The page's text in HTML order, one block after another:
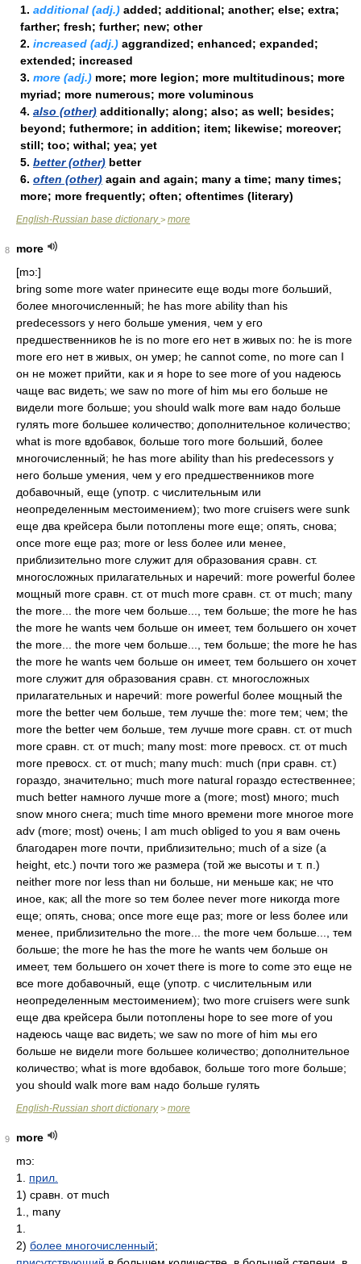
1. additional (adj.) added; additional; another; else; extra;
farther; fresh; further; new; other
2. increased (adj.) aggrandized; enhanced; expanded;
extended; increased
3. more (adj.) more; more legion; more multitudinous; more
myriad; more numerous; more voluminous
4. also (other) additionally; along; also; as well; besides;
beyond; futhermore; in addition; item; likewise; moreover;
still; too; withal; yea; yet
5. better (other) better
6. often (other) again and again; many a time; many times;
more; more frequently; often; oftentimes (literary)
English-Russian base dictionary> more
8
more
[mɔ:]
bring some more water принесите еще воды more больший,
более многочисленный; he has more ability than his
predecessors у него больше умения, чем у его
предшественников he is no more его нет в живых no: he is more
more его нет в живых, он умер; he cannot come, no more can I
он не может прийти, как и я hope to see more of you надеюсь
чаще вас видеть; we saw no more of him мы его больше не
видели more больше; you should walk more вам надо больше
гулять more большее количество; дополнительное количество;
what is more вдобавок, больше того more больший, более
многочисленный; he has more ability than his predecessors у
него больше умения, чем у его предшественников more
добавочный, еще (употр. с числительным или
неопределенным местоимением); two more cruisers were sunk
еще два крейсера были потоплены more еще; опять, снова;
once more еще раз; more or less более или менее,
приблизительно more служит для образования сравн. ст.
многосложных прилагательных и наречий: more powerful более
мощный more сравн. ст. от much more сравн. ст. от much; many
the more... the more чем больше..., тем больше; the more he has
the more he wants чем больше он имеет, тем большего он хочет
the more... the more чем больше..., тем больше; the more he has
the more he wants чем больше он имеет, тем большего он хочет
more служит для образования сравн. ст. многосложных
прилагательных и наречий: more powerful более мощный the
more the better чем больше, тем лучше the: more тем; чем; the
more the better чем больше, тем лучше more сравн. ст. от much
more сравн. ст. от much; many most: more превосх. ст. от much
more превосх. ст. от much; many much: much (при сравн. ст.)
гораздо, значительно; much more natural гораздо естественнее;
much better намного лучше more a (more; most) много; much
snow много снега; much time много времени more многое more
adv (more; most) очень; I am much obliged to you я вам очень
благодарен more почти, приблизительно; much of a size (a
height, etc.) почти того же размера (той же высоты и т. п.)
neither more nor less than ни больше, ни меньше как; не что
иное, как; all the more so тем более never more никогда more
еще; опять, снова; once more еще раз; more or less более или
менее, приблизительно the more... the more чем больше..., тем
больше; the more he has the more he wants чем больше он
имеет, тем большего он хочет there is more to come это еще не
все more добавочный, еще (употр. с числительным или
неопределенным местоимением); two more cruisers were sunk
еще два крейсера были потоплены hope to see more of you
надеюсь чаще вас видеть; we saw no more of him мы его
больше не видели more большее количество; дополнительное
количество; what is more вдобавок, больше того more больше;
you should walk more вам надо больше гулять
English-Russian short dictionary> more
9
more
mɔ:
1. прил.
1) сравн. от much
1., many
1.
2) более многочисленный;